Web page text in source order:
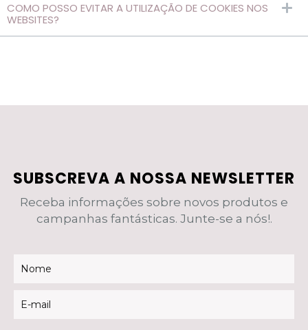
COMO POSSO EVITAR A UTILIZAÇÃO DE COOKIES NOS
WEBSITES?
SUBSCREVA A NOSSA NEWSLETTER
Receba informações sobre novos produtos e
campanhas fantásticas. Junte-se a nós!.
Newsletter